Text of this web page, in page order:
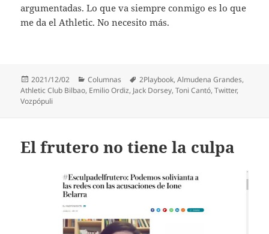
argumentadas. Lo que va siempre conmigo es lo que
me da el Athletic. No necesito más.
Publicado
el
2021/12/02 Categorías
Columnas Etiquetas
2Playbook,Almudena Grandes,
Athletic Club Bilbao, Emilio Ordiz, Jack Dorsey,Toni Cantó,Twitter,
Vozpópuli
El frutero no tiene la culpa